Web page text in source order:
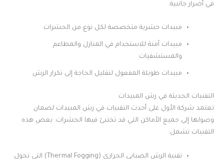
في أضرار جانبية.
مبيدات حشرية متخصصة لكل نوع من الحشرات
مبيدات آمنة للاستخدام في المنازل والمطاعم
والمستشفيات
مبيدات طويلة المفعول لتقليل الحاجة إلى تكرار الرش
التقنيات الحديثة في رش المبيدات
تعتمد شركة الأول على أحدث التقنيات في رش المبيدات لضمان
وصولها إلى جميع الأماكن التي قد تختبئ فيها الحشرات. بعض هذه
التقنيات تشمل:
تقنية الرش الضبابي الحراري (Thermal Fogging) التي تحول